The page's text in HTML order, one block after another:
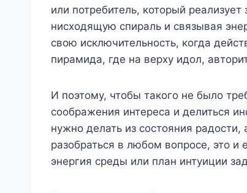
или потребитель, который
нисходящую спираль и связывая
свою исключительность, когда
пирамида, где на верху идол,
И поэтому, чтобы такого не было
соображения интереса и делиться
нужно делать из состояния
разобраться в любом вопросе, это и
энергия среды или план интуиции